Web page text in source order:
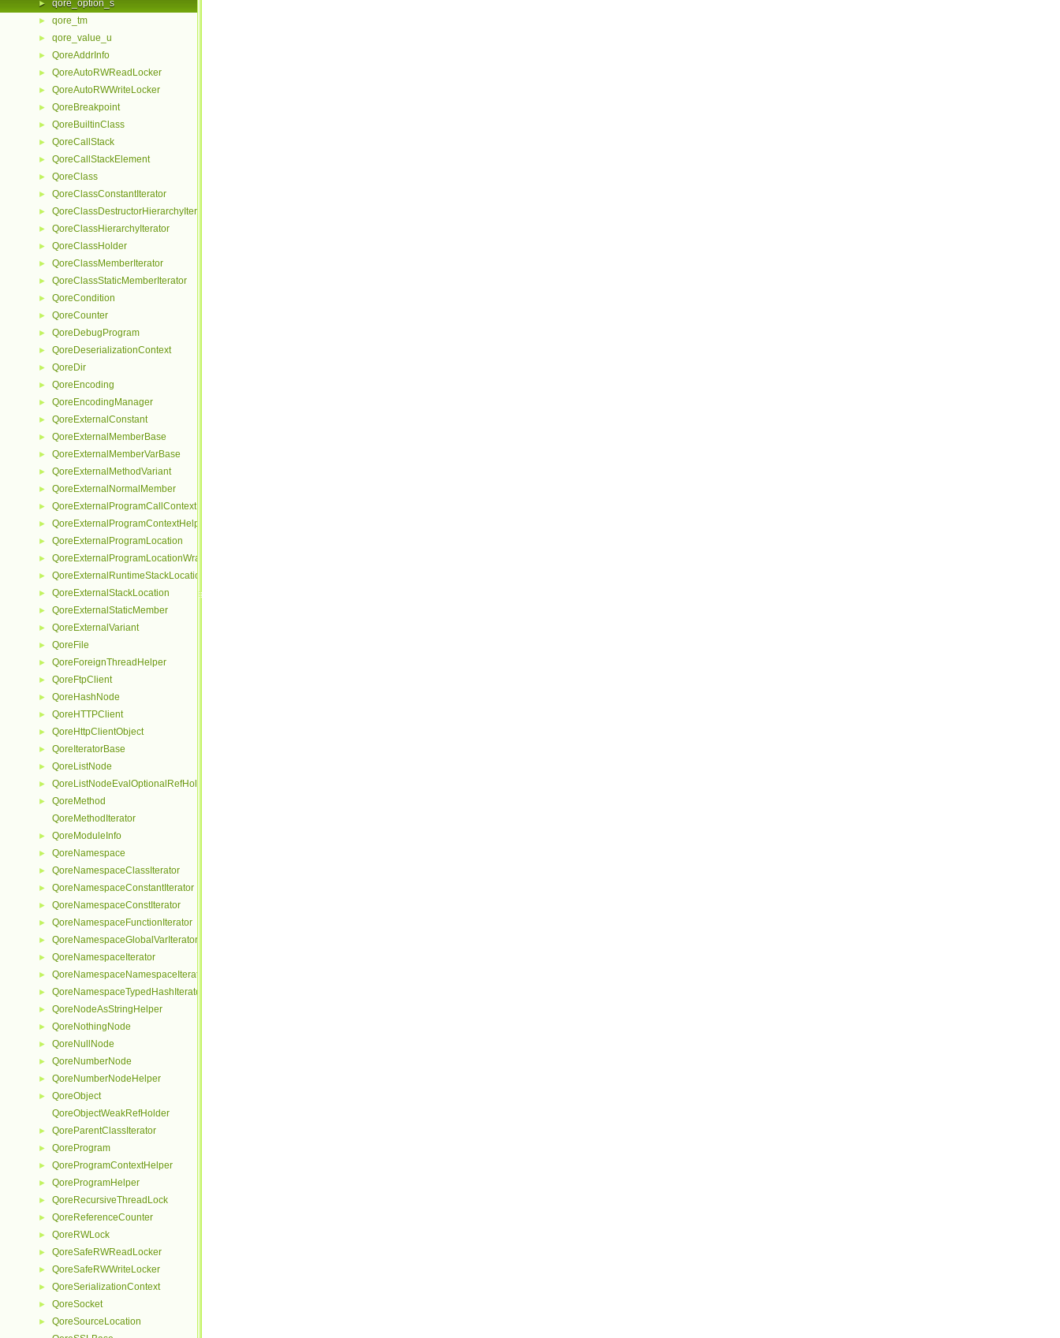
► qore_option_s
► qore_tm
► qore_value_u
► QoreAddrInfo
► QoreAutoRWReadLocker
► QoreAutoRWWriteLocker
► QoreBreakpoint
► QoreBuiltinClass
► QoreCallStack
► QoreCallStackElement
► QoreClass
► QoreClassConstantIterator
► QoreClassDestructorHierarchyIterator
► QoreClassHierarchyIterator
► QoreClassHolder
► QoreClassMemberIterator
► QoreClassStaticMemberIterator
► QoreCondition
► QoreCounter
► QoreDebugProgram
► QoreDeserializationContext
► QoreDir
► QoreEncoding
► QoreEncodingManager
► QoreExternalConstant
► QoreExternalMemberBase
► QoreExternalMemberVarBase
► QoreExternalMethodVariant
► QoreExternalNormalMember
► QoreExternalProgramCallContextHelper
► QoreExternalProgramContextHelper
► QoreExternalProgramLocation
► QoreExternalProgramLocationWrapper
► QoreExternalRuntimeStackLocationHelper
► QoreExternalStackLocation
► QoreExternalStaticMember
► QoreExternalVariant
► QoreFile
► QoreForeignThreadHelper
► QoreFtpClient
► QoreHashNode
► QoreHTTPClient
► QoreHttpClientObject
► QoreIteratorBase
► QoreListNode
► QoreListNodeEvalOptionalRefHolder
►
QoreMethod
QoreMethodIterator
► QoreModuleInfo
► QoreNamespace
► QoreNamespaceClassIterator
► QoreNamespaceConstantIterator
► QoreNamespaceConstIterator
► QoreNamespaceFunctionIterator
► QoreNamespaceGlobalVarIterator
► QoreNamespaceIterator
► QoreNamespaceNamespaceIterator
► QoreNamespaceTypedHashIterator
► QoreNodeAsStringHelper
► QoreNothingNode
► QoreNullNode
► QoreNumberNode
► QoreNumberNodeHelper
►
QoreObject
QoreObjectWeakRefHolder
► QoreParentClassIterator
► QoreProgram
► QoreProgramContextHelper
► QoreProgramHelper
► QoreRecursiveThreadLock
► QoreReferenceCounter
► QoreRWLock
► QoreSafeRWReadLocker
► QoreSafeRWWriteLocker
► QoreSerializationContext
► QoreSocket
►
QoreSourceLocation